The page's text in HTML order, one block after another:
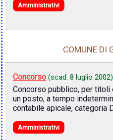
Amministrativi
COMUNE DI
Concorso (scad. 8 luglio 2002)
Concorso pubblico, per titoli
un posto, a tempo
contabile apicale, categoria
Amministrativi